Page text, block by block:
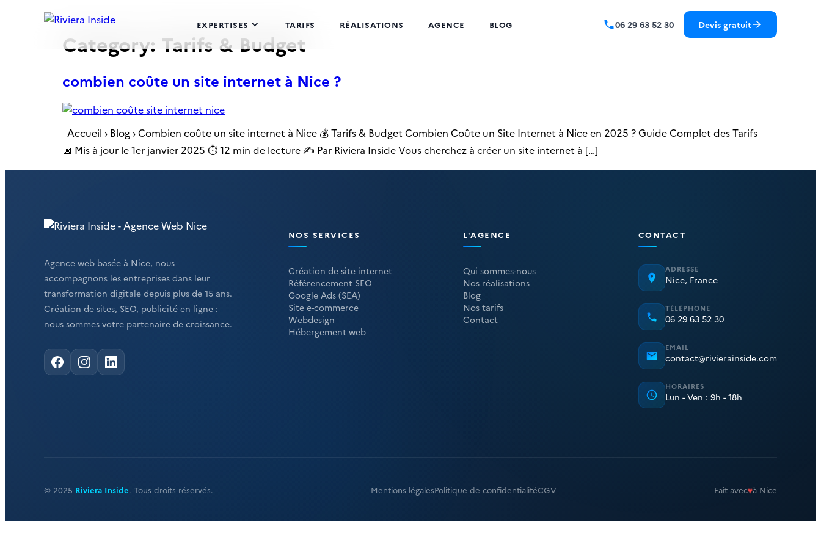
EXPERTISES TARIFS RÉALISATIONS AGENCE BLOG 06 29 63 52 30 Devis gratuit
Category:Tarifs & Budget
combien coûte un site internet à Nice ?
Accueil › Blog › Combien coûte un site internet à Nice 💰 Tarifs & Budget Combien Coûte un Site Internet à Nice en 2025 ? Guide Complet des Tarifs
📅 Mis à jour le 1er janvier 2025 ⏱️ 12 min de lecture ✍️ Par Riviera Inside Vous cherchez à créer un site internet à […]
Agence web basée à Nice, nous
accompagnons les entreprises dans leur
transformation digitale depuis plus de 15 ans.
Création de sites, SEO, publicité en ligne :
nous sommes votre partenaire de croissance.
NOS SERVICES
Création de site internet
Référencement SEO
Google Ads (SEA)
Site e-commerce
Webdesign
Hébergement web
L'AGENCE
Qui sommes-nous
Nos réalisations
Blog
Nos tarifs
Contact
CONTACT
ADRESSE
Nice, France
TÉLÉPHONE
06 29 63 52 30
EMAIL
contact@rivierainside.com
HORAIRES
Lun - Ven : 9h - 18h
© 2025 Riviera Inside. Tous droits réservés. Mentions légalesPolitique de confidentialitéCGV Fait avec♥à Nice